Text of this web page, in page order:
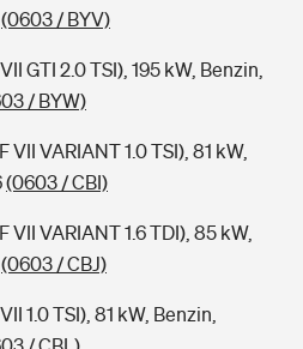
(0603 / BYV)
GTI 2.0 TSI), 195 kW, Benzin,
/ BYW)
VARIANT 1.0 TSI), 81 kW,
(0603 / CBI)
VII VARIANT 1.6 TDI), 85 kW,
(0603 / CBJ)
1.0 TSI), 81 kW, Benzin,